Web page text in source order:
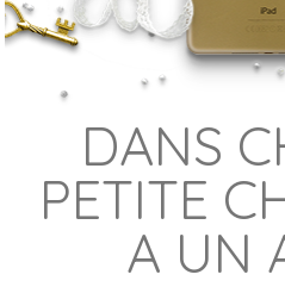
DANS
PETITE
A UN